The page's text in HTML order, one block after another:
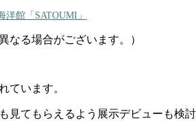
館「SATOUMI」
なる場合がございます。）
ています。
見てもらえるよう展示デビューも検